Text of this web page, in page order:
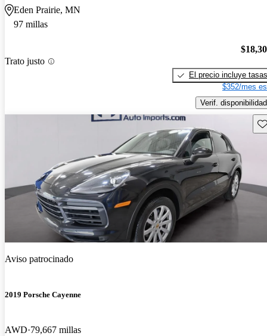
Eden Prairie, MN
97 millas
Trato justo
El precio incluye tasas
$352/mes
Verif. disponibilidad
Aviso patrocinado
2019 Porsche Cayenne
AWD 79,667 millas